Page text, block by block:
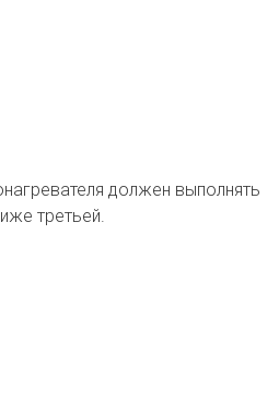
должен выполнять
третьей.